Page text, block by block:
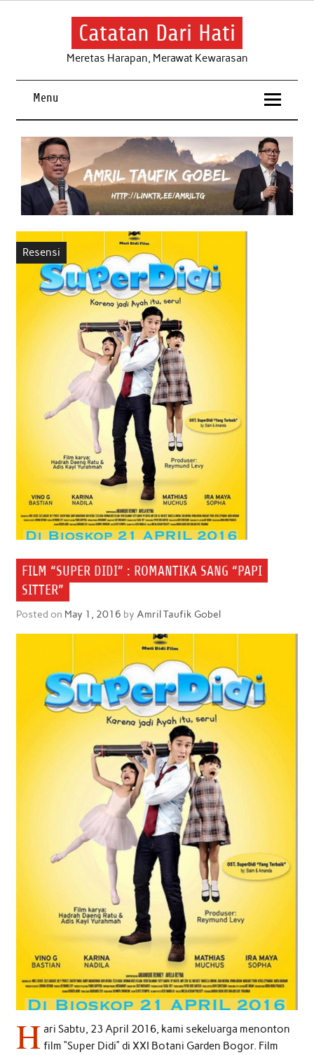
Skip
Catatan Dari Hati
Meretas Harapan, Merawat Kewarasan
Menu
Resensi
FILM “SUPER DIDI” : ROMANTIKA SANG “PAPI
SITTER”
Posted on May 1, 2016 by Amril Taufik Gobel
H ari Sabtu, 23 April 2016, kami sekeluarga menonton
film “Super Didi” di XXI Botani Garden Bogor. Film